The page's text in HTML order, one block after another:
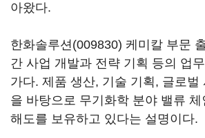
아왔다.
한화솔루션(009830) 케미칼 부문
간 사업 개발과 전략 기획 등의 업
가다. 제품 생산, 기술 기획, 글로벌
을 바탕으로 무기화학 분야 밸류 체
해도를 보유하고 있다는 설명이다.